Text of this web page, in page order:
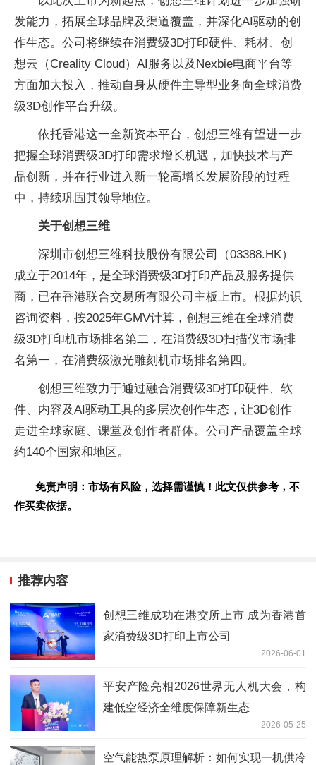
发能力，拓展全球品牌及渠道覆盖，并深化AI驱动的创
作生态。公司将继续在消费级3D打印硬件、耗材、创
想云（Creality Cloud）AI服务以及Nexbie电商平台等
方面加大投入，推动自身从硬件主导型业务向全球消费
级3D创作平台升级。
依托香港这一全新资本平台，创想三维有望进一步
把握全球消费级3D打印需求增长机遇，加快技术与产
品创新，并在行业进入新一轮高增长发展阶段的过程
中，持续巩固其领导地位。
关于创想三维
深圳市创想三维科技股份有限公司（03388.HK）
成立于2014年，是全球消费级3D打印产品及服务提供
商，已在香港联合交易所有限公司主板上市。根据灼识
咨询资料，按2025年GMV计算，创想三维在全球消费
级3D打印机市场排名第二，在消费级3D扫描仪市场排
名第一，在消费级激光雕刻机市场排名第四。
创想三维致力于通过融合消费级3D打印硬件、软
件、内容及AI驱动工具的多层次创作生态，让3D创作
走进全球家庭、课堂及创作者群体。公司产品覆盖全球
约140个国家和地区。
免责声明：市场有风险，选择需谨慎！此文仅供参考，不
作买卖依据。
推荐内容
创想三维成功在港交所上市 成为香港首
家消费级3D打印上市公司
2026-06-01
平安产险亮相2026世界无人机大会，构
建低空经济全维度保障新生态
2026-05-25
空气能热泵原理解析：如何实现一机供冷